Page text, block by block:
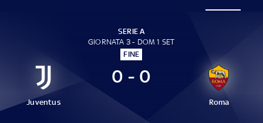
SERIE A
GIORNATA 3 - DOM 1 SET
FINE
Juventus
0 - 0
Roma